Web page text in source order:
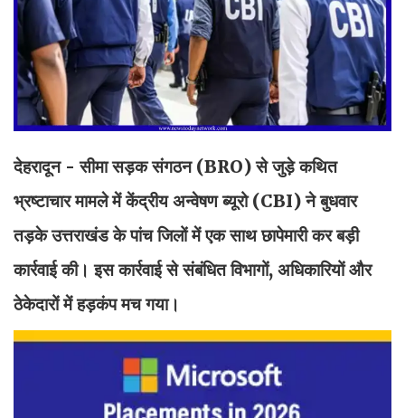
देहरादून - सीमा सड़क संगठन (BRO) से जुड़े कथित
भ्रष्टाचार मामले में केंद्रीय अन्वेषण ब्यूरो (CBI) ने बुधवार
तड़के उत्तराखंड के पांच जिलों में एक साथ छापेमारी कर बड़ी
कार्रवाई की। इस कार्रवाई से संबंधित विभागों, अधिकारियों और
ठेकेदारों में हड़कंप मच गया।